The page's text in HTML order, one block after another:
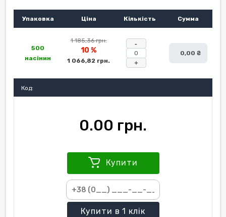
Упаковка Ціна Кількість Сумма
500
насінин
1 185,36 грн.
10 %
1 066,82 грн. +
0,00 ₴
Код:
0.00 грн.
Купити
Купити в 1 клік